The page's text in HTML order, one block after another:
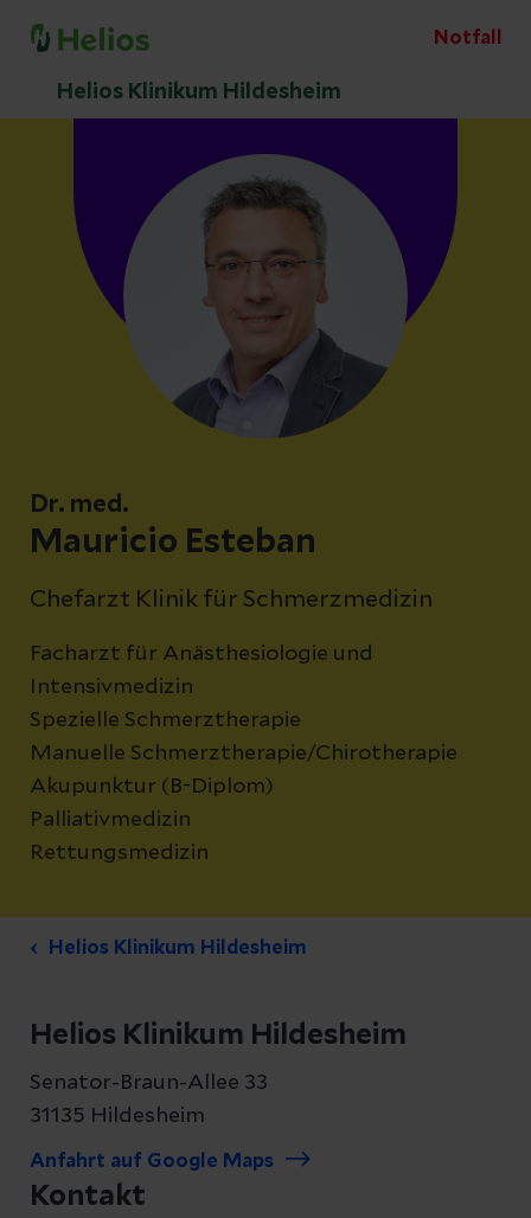
Notfall
Helios Klinikum Hildesheim
Dr. med.
Mauricio Esteban
Chefarzt Klinik für Schmerzmedizin
Facharzt für Anästhesiologie und
Intensivmedizin
Spezielle Schmerztherapie
Manuelle Schmerztherapie/Chirotherapie
Akupunktur (B-Diplom)
Palliativmedizin
Rettungsmedizin
Helios Klinikum Hildesheim
Helios Klinikum Hildesheim
Senator-Braun-Allee 33
31135 Hildesheim
Anfahrt auf Google Maps
Kontakt